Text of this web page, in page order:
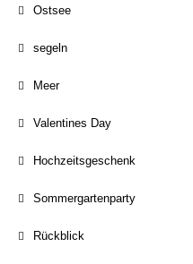
Ostsee
segeln
Meer
Valentines Day
Hochzeitsgeschenk
Sommergartenparty
Rückblick